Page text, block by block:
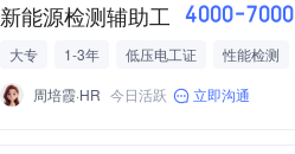
新能源检测辅助工 4000-7000
大专 1-3年 低压电工证 性能检测
周培霞·HR 今日活跃 立即沟通